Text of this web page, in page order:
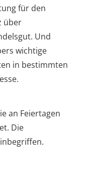
für den
über
Und
wichtige
in bestimmten
an Feiertagen
Die